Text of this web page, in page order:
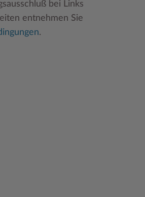
bei Links
entnehmen Sie
.